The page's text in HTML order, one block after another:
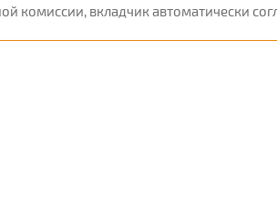
комиссии, вкладчик автоматически